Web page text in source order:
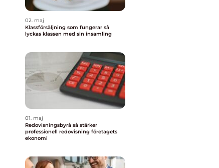
02. maj
Klassförsäljning som fungerar så
lyckas klassen med sin insamling
01. maj
Redovisningsbyrå så stärker
professionell redovisning företagets
ekonomi